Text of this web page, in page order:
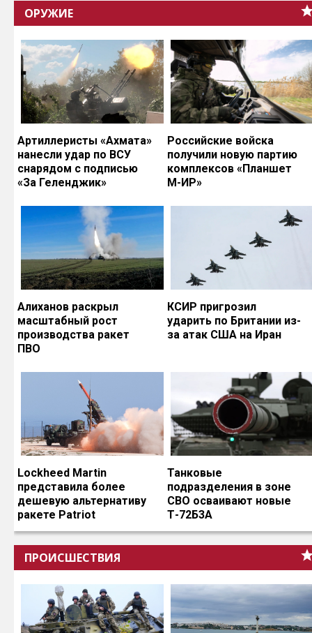
ОРУЖИЕ
Артиллеристы «Ахмата»
нанесли удар по ВСУ
снарядом с подписью
«За Геленджик»
Российские войска
получили новую партию
комплексов «Планшет
М-ИР»
Алиханов раскрыл
масштабный рост
производства ракет
ПВО
КСИР пригрозил
ударить по Британии из-
за атак США на Иран
Lockheed Martin
представила более
дешевую альтернативу
ракете Patriot
Танковые
подразделения в зоне
СВО осваивают новые
Т-72Б3А
ПРОИСШЕСТВИЯ